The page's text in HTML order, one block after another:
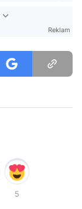
Reklam
5